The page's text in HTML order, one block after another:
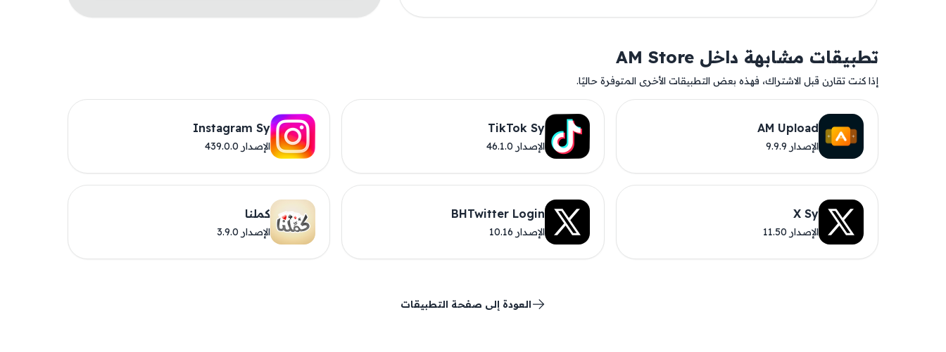
تطبيقات مشابهة داخل AM Store
إذا كنت تقارن قبل الاشتراك، فهذه بعض التطبيقات الأخرى المتوفرة حاليًا.
AM Upload
الإصدار 9.9.9
TikTok Sy
الإصدار 46.1.0
Instagram Sy
الإصدار 439.0.0
X Sy
الإصدار 11.50
BHTwitter Login
الإصدار 10.16
كملنا
الإصدار 3.9.0
العودة إلى صفحة التطبيقات